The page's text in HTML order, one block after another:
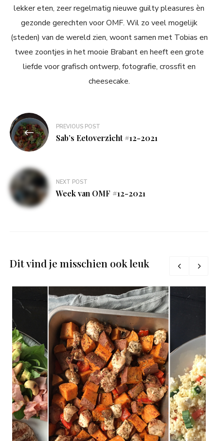
lekker eten, zeer regelmatig nieuwe guilty pleasures èn
gezonde gerechten voor OMF. Wil zo veel mogelijk
(steden) van de wereld zien, woont samen met Tobias en
twee zoontjes in het mooie Brabant en heeft een grote
liefde voor grafisch ontwerp, fotografie, crossfit en
cheesecake.
Bericht
navigatie
PREVIOUS POST
Sab’s Eetoverzicht #12-2021
NEXT POST
Week van OMF #12-2021
Dit vind je misschien ook leuk